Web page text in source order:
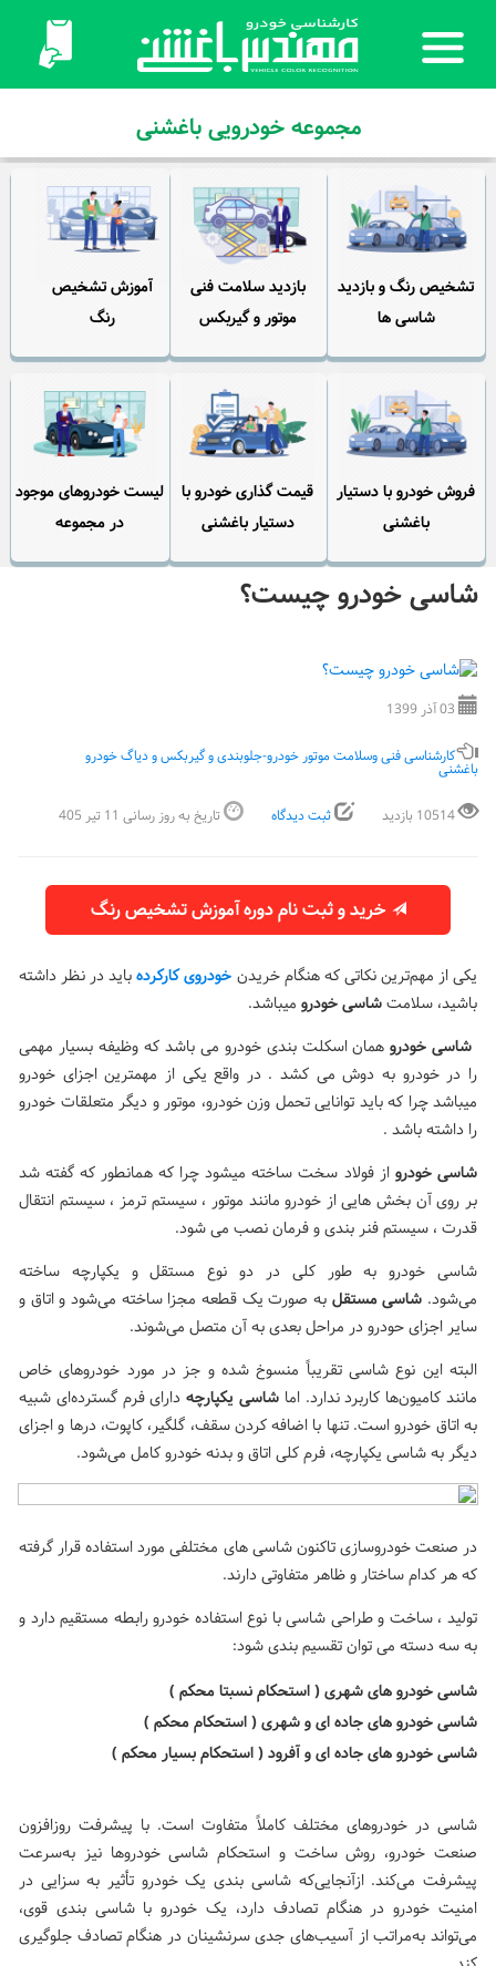
مجموعه خودرویی باغشنی
تشخیص رنگ و بازدید
شاسی ها
بازدید سلامت فنی
موتور و گیربکس
آموزش تشخیص
رنگ
فروش خودرو با دستیار
باغشنی
قیمت گذاری خودرو با
دستیار باغشنی
لیست خودروهای موجود
در مجموعه
شاسی خودرو چیست؟
03 آذر 1399
کارشناسی فنی وسلامت موتور خودرو-جلوبندی و گیربکس و دیاگ خودرو
باغشنی
10514 بازدید ثبت دیدگاه تاریخ به روز رسانی 11 تیر 405
خرید و ثبت نام دوره آموزش تشخیص رنگ
یکی از مهم‌ترین نکاتی که هنگام خریدن خودروی کارکردهباید در نظر داشته
باشید، سلامتشاسی خودرو میباشد.
شاسی خودرو همان اسکلت بندی خودرو می باشد که وظیفه بسیار مهمی
را در خودرو به دوش می کشد . در واقع یکی از مهمترین اجزای خودرو
میباشد چرا که باید توانایی تحمل وزن خودرو، موتور و دیگر متعلقات خودرو
را داشته باشد .
شاسی خودرو از فولاد سخت ساخته میشود چرا که همانطور که گفته شد
بر روی آن بخش هایی از خودرو مانند موتور ، سیستم ترمز ، سیستم انتقال
قدرت ، سیستم فنر بندی و فرمان نصب می شود.
شاسی خودرو به طور کلی در دو نوع مستقل و یکپارچه ساخته
می‌شود. شاسی مستقل به صورت یک قطعه مجزا ساخته می‌شود و اتاق و
سایر اجزای حودرو در مراحل بعدی به آن متصل می‌شوند.
البته این نوع شاسی تقریباً منسوخ شده و جز در مورد خودروهای خاص
مانند کامیون‌ها کاربرد ندارد. اما شاسی یکپارچهدارای فرم گسترده‌ای شبیه
به اتاق خودرو است. تنها با اضافه کردن سقف، گلگیر، کاپوت، درها و اجزای
دیگر به شاسی یکپارچه، فرم کلی اتاق و بدنه خودرو کامل می‌شود.
در صنعت خودروسازی تاکنون شاسی های مختلفی مورد استفاده قرار گرفته
که هر کدام ساختار و ظاهر متفاوتی دارند.
تولید ، ساخت و طراحی شاسی با نوع استفاده خودرو رابطه مستقیم دارد و
به سه دسته می توان تقسیم بندی شود:
شاسی خودرو های شهری ( استحکام نسبتا محکم )
شاسی خودرو های جاده ای و شهری ( استحکام محکم )
شاسی خودرو های جاده ای و آفرود ( استحکام بسیار محکم )
شاسی در خودروهای مختلف کاملاً متفاوت است. با پیشرفت روزافزون
صنعت خودرو، روش ساخت و استحکام شاسی خودروها نیز به‌سرعت
پیشرفت می‌کند. ازآنجایی‌که شاسی بندی یک خودرو تأثیر به سزایی در
امنیت خودرو در هنگام تصادف دارد، یک خودرو با شاسی بندی قوی،
می‌تواند به‌مراتب از آسیب‌های جدی سرنشینان در هنگام تصادف جلوگیری